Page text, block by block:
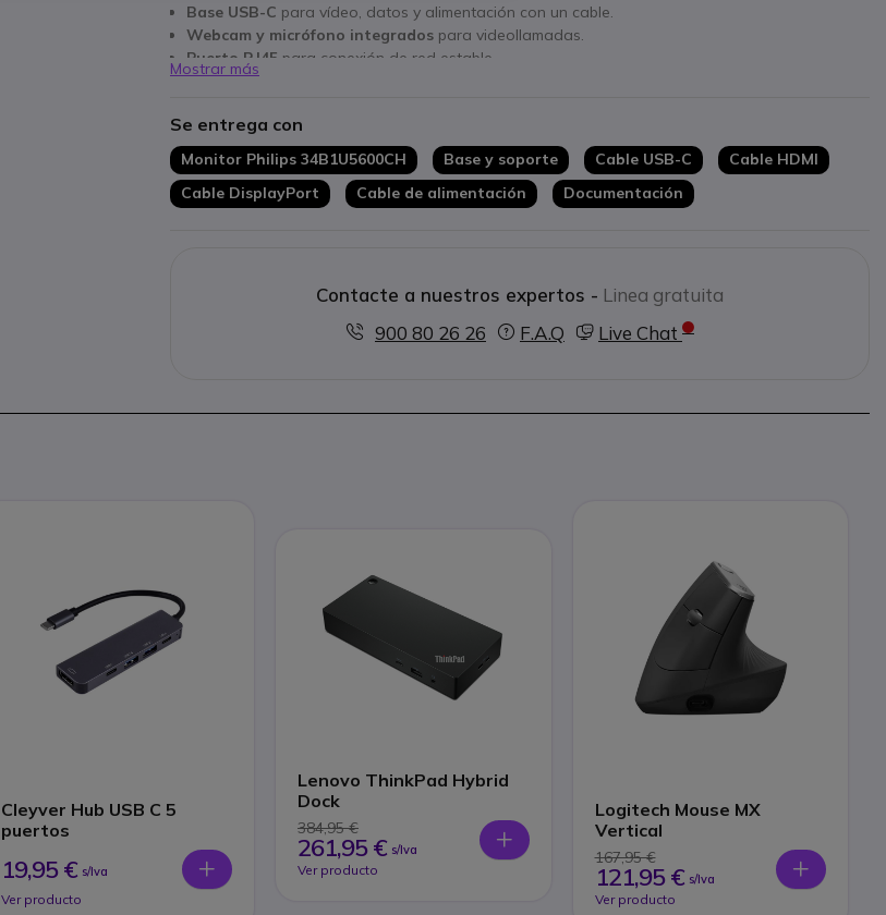
Base USB-C para vídeo, datos y alimentación con un cable.
Webcam y micrófono integrados para videollamadas.
Puerto RJ45 para conexión de red estable.
HDMI, DisplayPort y hub USB
Mostrar más
Se entrega con
Monitor Philips 34B1U5600CH Base y soporte Cable USB-C
Cable HDMI
Cable DisplayPort
Cable de alimentación Documentación
Contacte a nuestros expertos - Linea gratuita
900 80 26 26
F.A.Q Live Chat
Cleyver Hub USB C 5
puertos
19,95 € s/Iva
Ver producto
Lenovo ThinkPad Hybrid
Dock
384,95 €
261,95 € s/Iva
Ver producto
Logitech Mouse MX
Vertical
167,95 €
121,95 € s/Iva
Ver producto